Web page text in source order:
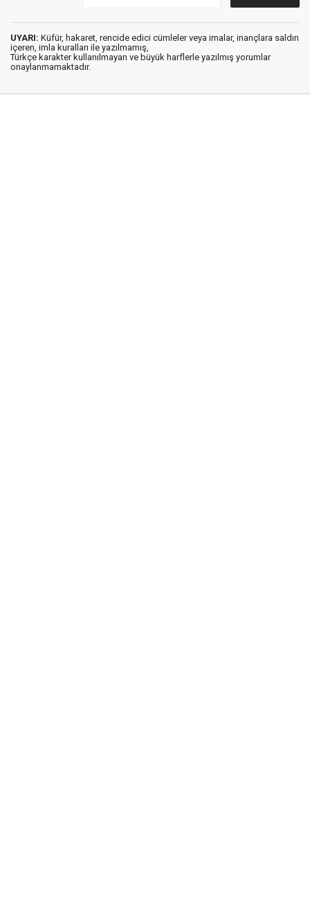
UYARI: Küfür, hakaret, rencide edici cümleler veya imalar, inançlara saldırı
içeren, imla kuralları ile yazılmamış,
Türkçe karakter kullanılmayan ve büyük harflerle yazılmış yorumlar
onaylanmamaktadır.